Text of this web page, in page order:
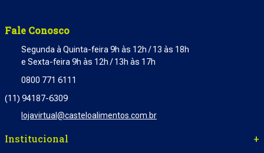
Fale Conosco
Segunda à Quinta-feira 9h às 12h / 13 às 18h
e Sexta-feira 9h às 12h / 13h às 17h
0800 771 6111
(11) 94187-6309
lojavirtual@casteloalimentos.com.br
Institucional
+